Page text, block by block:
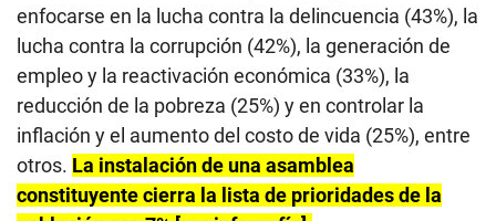
enfocarse en la lucha contra la delincuencia (43%), la
lucha contra la corrupción (42%), la generación de
empleo y la reactivación económica (33%), la
reducción de la pobreza (25%) y en controlar la
inflación y el aumento del costo de vida (25%), entre
otros. La instalación de una asamblea
constituyente cierra la lista de prioridades de la